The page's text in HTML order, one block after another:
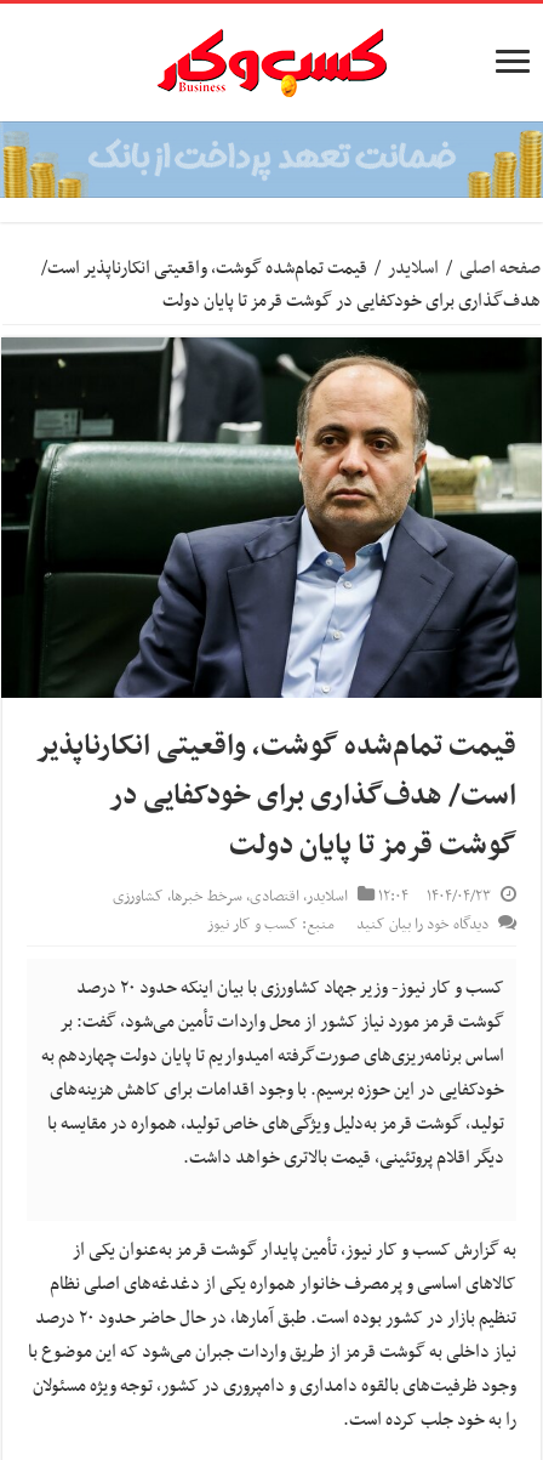
صفحه اصلی / اسلایدر / قیمت تمام‌شده گوشت، واقعیتی انکارناپذیر است/
هدف‌گذاری برای خودکفایی در گوشت قرمز تا پایان دولت
قیمت تمام‌شده گوشت، واقعیتی انکارناپذیر
است/ هدف‌گذاری برای خودکفایی در
گوشت قرمز تا پایان دولت
۱۴۰۴/۰۴/۲۳ ۱۲:۰۴ اسلایدر,اقتصادی,سرخط خبرها, کشاورزی
دیدگاه خود را بیان کنید
منبع: کسب و کار نیوز
کسب و کار نیوز- وزیر جهاد کشاورزی با بیان اینکه حدود ۲۰ درصد
گوشت قرمز مورد نیاز کشور از محل واردات تأمین می‌شود، گفت: بر
اساس برنامه‌ریزی‌های صورت‌گرفته امیدواریم تا پایان دولت چهاردهم به
خودکفایی در این حوزه برسیم. با وجود اقدامات برای کاهش هزینه‌های
تولید، گوشت قرمز به‌دلیل ویژگی‌های خاص تولید، همواره در مقایسه با
دیگر اقلام پروتئینی، قیمت بالاتری خواهد داشت.
به گزارش کسب و کار نیوز، تأمین پایدار گوشت قرمز به‌عنوان یکی از
کالاهای اساسی و پرمصرف خانوار همواره یکی از دغدغه‌های اصلی نظام
تنظیم بازار در کشور بوده است. طبق آمارها، در حال حاضر حدود ۲۰ درصد
نیاز داخلی به گوشت قرمز از طریق واردات جبران می‌شود که این موضوع با
وجود ظرفیت‌های بالقوه دامداری و دامپروری در کشور، توجه ویژه مسئولان
را به خود جلب کرده است.